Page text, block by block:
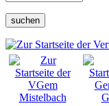
suchen